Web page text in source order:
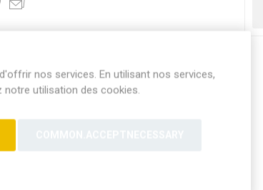
nos services. En utilisant nos services,
notre utilisation des cookies.